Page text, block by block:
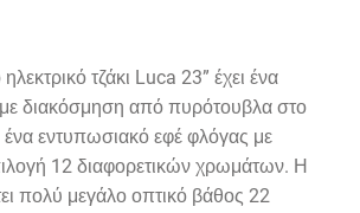
τζάκι Luca 23” έχει ένα
διακόσμηση από πυρότουβλα στο
εντυπωσιακό εφέ φλόγας με
12 διαφορετικών χρωμάτων. Η
πολύ μεγάλο οπτικό βάθος 22